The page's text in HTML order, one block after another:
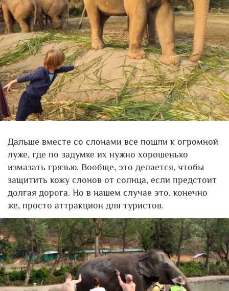
Дальше вместе со слонами все пошли к огромной
луже, где по задумке их нужно хорошенько
измазать грязью. Вообще, это делается, чтобы
защитить кожу слонов от солнца, если предстоит
долгая дорога. Но в нашем случае это, конечно
же, просто аттракцион для туристов.